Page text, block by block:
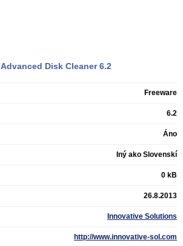
Advanced Disk Cleaner 6.2
Freeware
6.2
Áno
Iný ako Slovenskí
0 kB
26.8.2013
Innovative Solutions
http://www.innovative-sol.com